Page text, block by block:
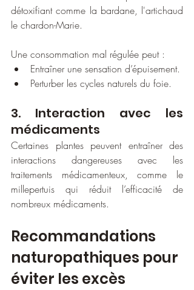
détoxifiant comme la bardane, l'artichaud
le chardon-Marie.
Une consommation mal régulée peut :
Entraîner une sensation d’épuisement.
Perturber les cycles naturels du foie.
3. Interaction avec les
médicaments
Certaines plantes peuvent entraîner des
interactions dangereuses avec les
traitements médicamenteux, comme le
millepertuis qui réduit l’efficacité de
nombreux médicaments.
Recommandations
naturopathiques pour
éviter les excès